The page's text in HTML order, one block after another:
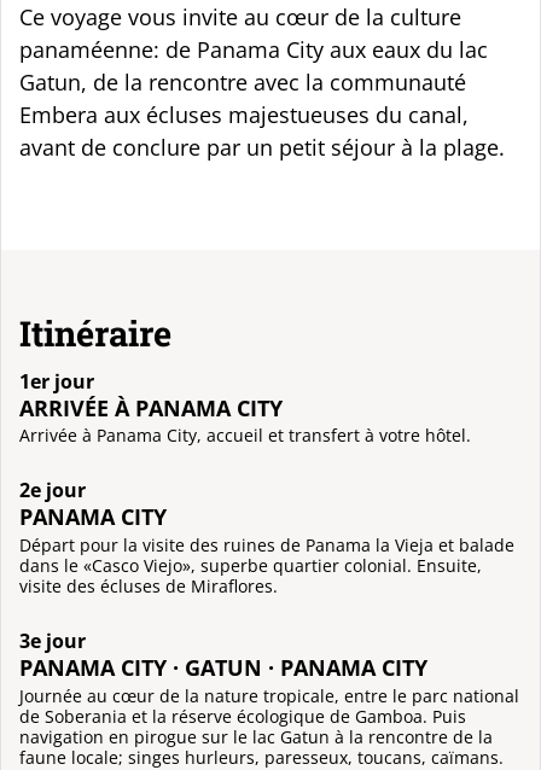
Ce voyage vous invite au cœur de la culture
panaméenne: de Panama City aux eaux du lac
Gatun, de la rencontre avec la communauté
Embera aux écluses majestueuses du canal,
avant de conclure par un petit séjour à la plage.
Itinéraire
1er jour
ARRIVÉE À PANAMA CITY
Arrivée à Panama City, accueil et transfert à votre hôtel.
2e jour
PANAMA CITY
Départ pour la visite des ruines de Panama la Vieja et balade
dans le «Casco Viejo», superbe quartier colonial. Ensuite,
visite des écluses de Miraflores.
3e jour
PANAMA CITY · GATUN · PANAMA CITY
Journée au cœur de la nature tropicale, entre le parc national
de Soberania et la réserve écologique de Gamboa. Puis
navigation en pirogue sur le lac Gatun à la rencontre de la
faune locale; singes hurleurs, paresseux, toucans, caïmans.